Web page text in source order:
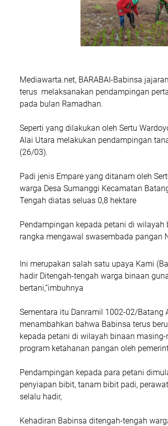
Mediawarta.net, BARABAI-Babinsa
terus melaksanakan pendampingan
pada bulan Ramadhan.
Seperti yang dilakukan oleh Sertu
Alai Utara melakukan pendampingan
(26/03).
Padi jenis Empare yang ditanam oleh
warga Desa Sumanggi Kecamatan
Tengah diatas seluas 0,8 hektare
Pendampingan kepada petani di
rangka mengawal swasembada pangan
Ini merupakan salah satu upaya Kami
hadir Ditengah-tengah warga binaan
bertani,”imbuhnya
Sementara itu Danramil 1002-02/Batang
menambahkan bahwa Babinsa terus
kepada petani di wilayah binaan
program ketahanan pangan oleh
Pendampingan kepada para petani
penyiapan bibit, tanam bibit padi,
selalu hadir,
Kehadiran Babinsa ditengah-tengah